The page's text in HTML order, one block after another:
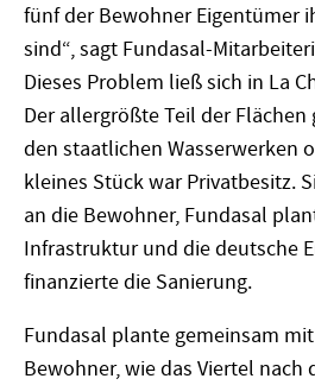
fünf der Bewohner Eigentümer
sind“, sagt Fundasal-
Dieses Problem ließ sich in La
Der allergrößte Teil der
den staatlichen Wasserwerken
kleines Stück war Privatbesitz.
an die Bewohner, Fundasal
Infrastruktur und die deutsche
finanzierte die Sanierung.
Fundasal plante gemeinsam
Bewohner, wie das Viertel nach